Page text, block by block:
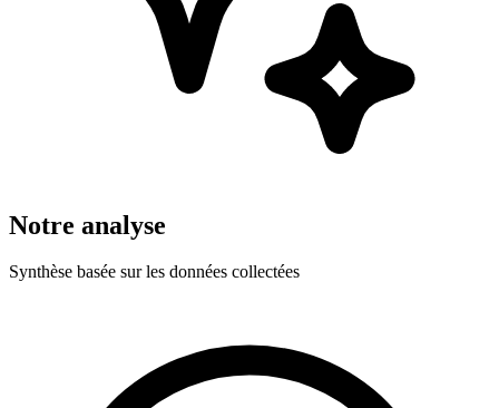
Notre analyse
Synthèse basée sur les données collectées